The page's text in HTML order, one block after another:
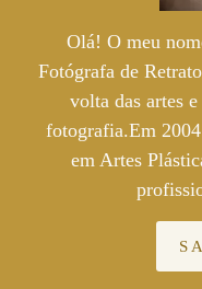
Olá! O meu
Fotógrafa de
volta das artes
fotografia.Em
em Artes